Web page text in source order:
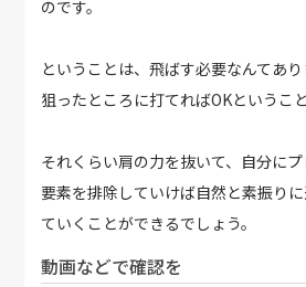
のです。
ということは、飛ばす必要なんてあ
狙ったところに打てればOKというこ
それくらい肩の力を抜いて、自分に
要素を排除していけば自然と素振り
ていくことができるでしょう。
動画などで確認を